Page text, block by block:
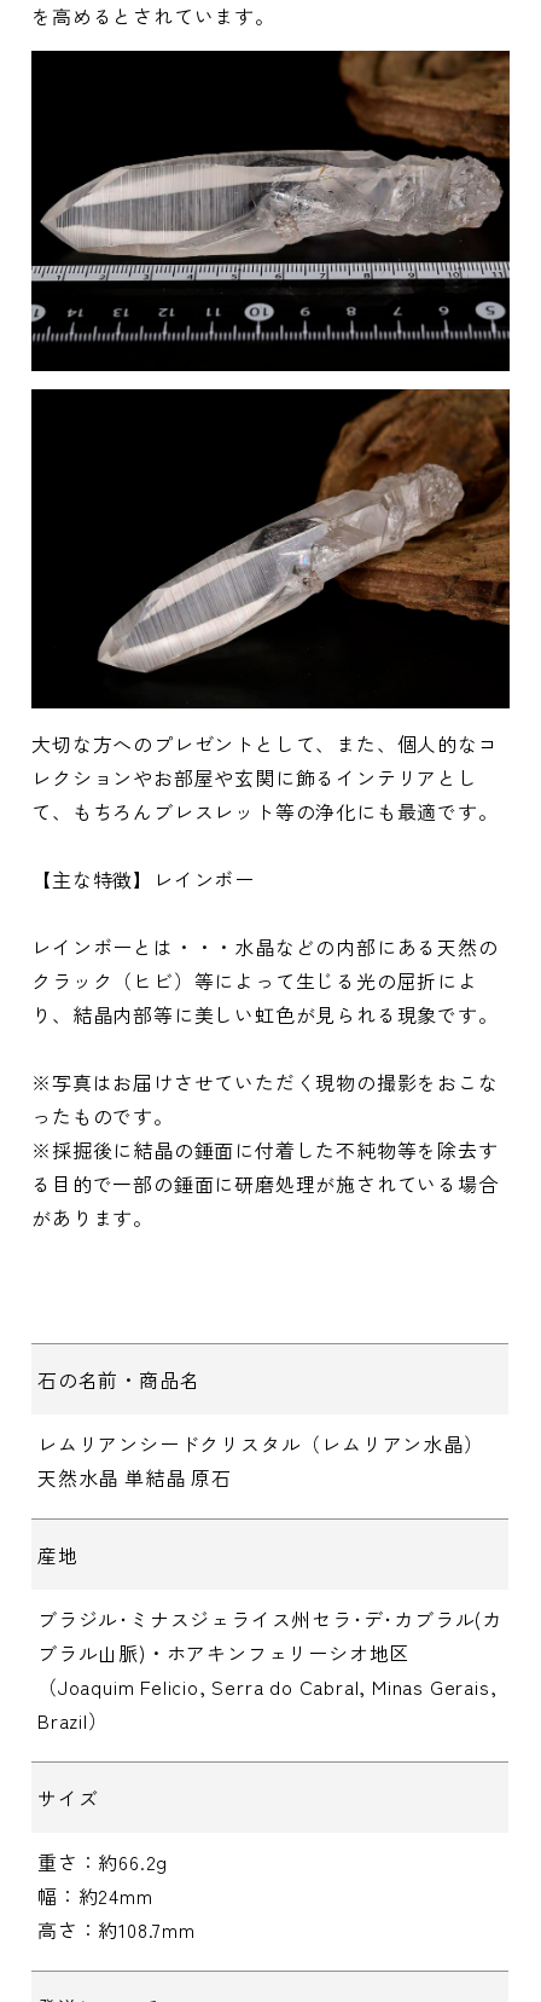
を高めるとされています。
大切な方へのプレゼントとして、また、個人的なコ
レクションやお部屋や玄関に飾るインテリアとし
て、もちろんブレスレット等の浄化にも最適です。
【主な特徴】レインボー
レインボーとは・・・水晶などの内部にある天然の
クラック（ヒビ）等によって生じる光の屈折によ
り、結晶内部等に美しい虹色が見られる現象です。
※写真はお届けさせていただく現物の撮影をおこな
ったものです。
※採掘後に結晶の錘面に付着した不純物等を除去す
る目的で一部の錘面に研磨処理が施されている場合
があります。
石の名前・商品名
レムリアンシードクリスタル（レムリアン水晶）
天然水晶 単結晶 原石
産地
ブラジル･ミナスジェライス州セラ･デ･カブラル(カ
ブラル山脈)・ホアキンフェリーシオ地区
（Joaquim Felicio, Serra do Cabral, Minas Gerais,
Brazil）
サイズ
重さ：約66.2g
幅：約24mm
高さ：約108.7mm